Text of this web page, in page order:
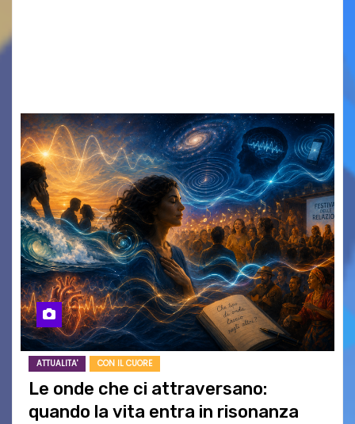
ATTUALITA' CON IL CUORE
Le onde che ci attraversano:
quando la vita entra in risonanza